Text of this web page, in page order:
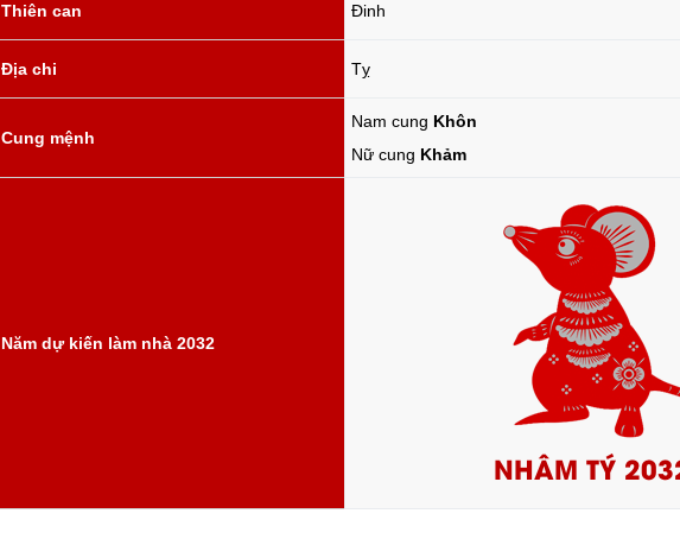
Thiên can Đinh
Địa chi Tỵ
Cung mệnh
Nam cung Khôn
Nữ cung Khảm
Năm dự kiến làm nhà 2032
NHÂM TÝ